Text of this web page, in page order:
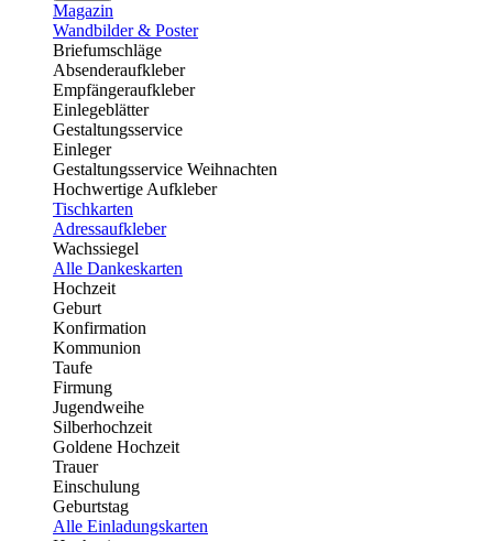
Magazin
Wandbilder & Poster
Briefumschläge
Absenderaufkleber
Empfängeraufkleber
Einlegeblätter
Gestaltungsservice
Einleger
Gestaltungsservice Weihnachten
Hochwertige Aufkleber
Tischkarten
Adressaufkleber
Wachssiegel
Alle Dankeskarten
Hochzeit
Geburt
Konfirmation
Kommunion
Taufe
Firmung
Jugendweihe
Silberhochzeit
Goldene Hochzeit
Trauer
Einschulung
Geburtstag
Alle Einladungskarten